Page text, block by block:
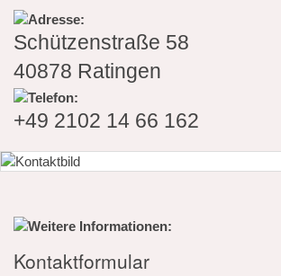
Schützenstraße 58
40878 Ratingen
+49 2102 14 66 162
Kontaktformular